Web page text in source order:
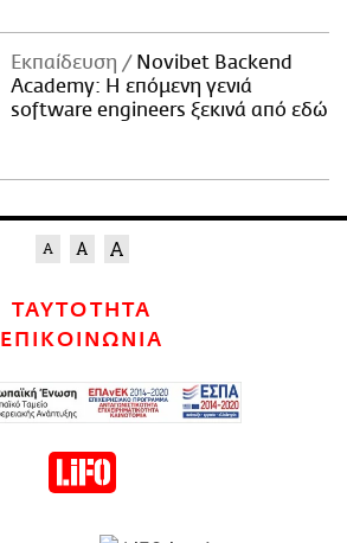
Εκπαίδευση
Novibet Backend
Academy: Η επόμενη γενιά
software engineers ξεκινά από εδώ
ΤΑΥΤΟΤΗΤΑ
ΕΠΙΚΟΙΝΩΝΙΑ